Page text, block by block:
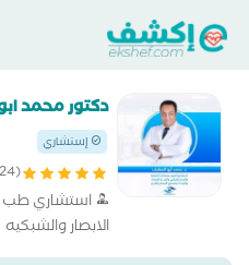
دكتور محمد
إستشاري
(24 تقييم)
استشاري طب
الابصار والشبكيه